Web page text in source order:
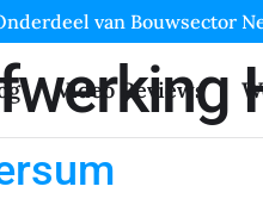
van Bouwsector
Video Reviews